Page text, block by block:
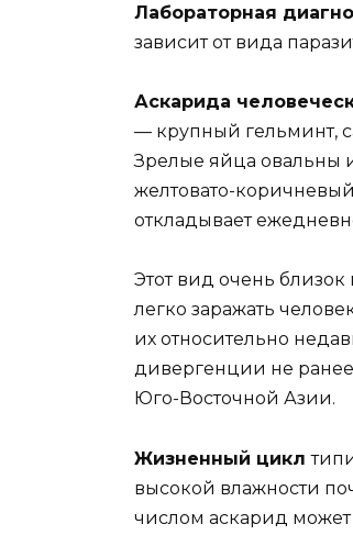
Лабораторная
зависит от вида
Аскарида
— крупный гельминт,
Зрелые яйца овальны
желтовато-
откладывает
Этот вид очень
легко заражать
их относительно
дивергенции не
Юго-Восточной Азии.
Жизненный цикл
высокой влажности
числом аскарид